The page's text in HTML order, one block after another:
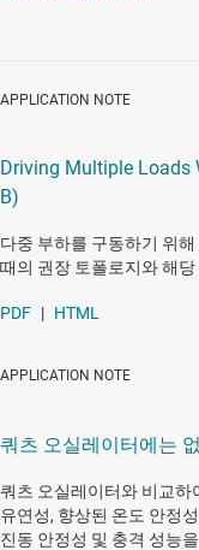
APPLICATION NOTE
Driving Multiple Loads
B)
다중 부하를 구동하기 위
때의 권장 토폴로지와 해
PDF | HTML
APPLICATION NOTE
쿼츠 오실레이터에는
쿼츠 오실레이터와 비교하
유연성, 향상된 온도 안정
진동 안정성 및 충격 성능